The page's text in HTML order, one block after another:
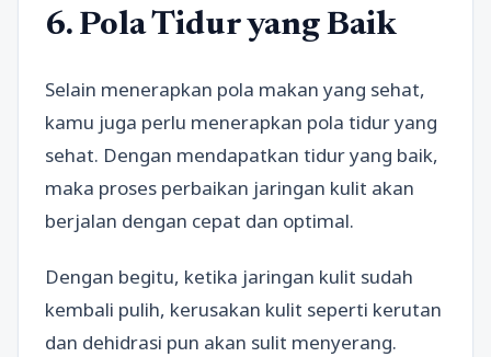
6. Pola Tidur yang Baik
Selain menerapkan pola makan yang sehat,
kamu juga perlu menerapkan pola tidur yang
sehat. Dengan mendapatkan tidur yang baik,
maka proses perbaikan jaringan kulit akan
berjalan dengan cepat dan optimal.
Dengan begitu, ketika jaringan kulit sudah
kembali pulih, kerusakan kulit seperti kerutan
dan dehidrasi pun akan sulit menyerang.